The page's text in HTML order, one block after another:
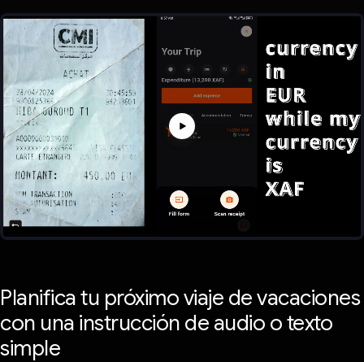
Planifica tu próximo viaje de vacaciones
con una instrucción de audio o texto
simple